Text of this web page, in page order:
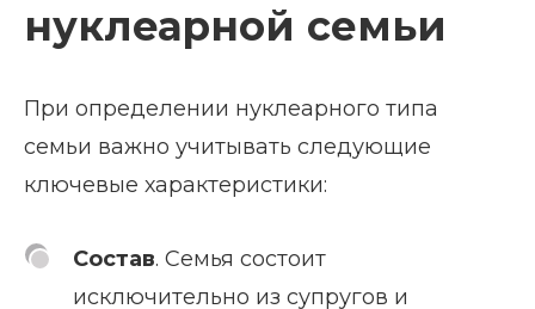
нуклеарной семьи
При определении нуклеарного типа
семьи важно учитывать следующие
ключевые характеристики:
Состав. Семья состоит
исключительно из супругов и